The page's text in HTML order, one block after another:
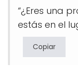
“¿Eres una
estás en el
Copiar